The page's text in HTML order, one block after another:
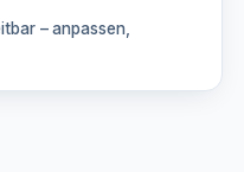
– anpassen,